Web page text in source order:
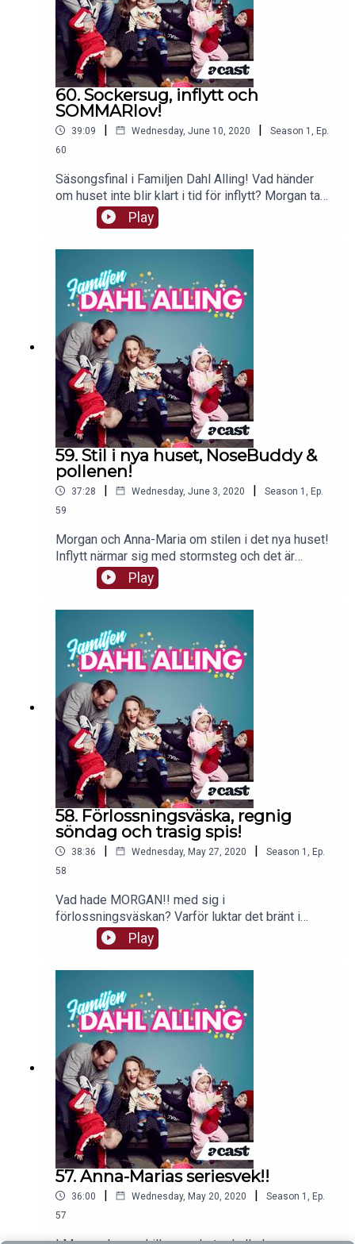
60. Sockersug, inflytt och
SOMMARlov!
39:09 | Wednesday, June 10, 2020 | Season 1
Ep.
60
Säsongsfinal i Familjen Dahl Alling! Vad händer
om huset inte blir klart i tid för inflytt? Morgan tar
itu med sitt sockersug och Anna-Maria har varit
framme med saxen!! Familjen Dahl Alling tar lite
Play
59. Stil i nya huset, NoseBuddy &
pollenen!
37:28 | Wednesday, June 3, 2020 | Season 1
Ep.
59
Morgan och Anna-Maria om stilen i det nya huset!
Inflytt närmar sig med stormsteg och det är
mycket kvar som måste fixas. Gräsmattan ska
rullas ut... men det blir väl inga problem!??
Play
58. Förlossningsväska, regnig
söndag och trasig spis!
38:36 | Wednesday, May 27, 2020 | Season 1
Ep.
58
Vad hade MORGAN!! med sig i
förlossningsväskan? Varför luktar det bränt i
familjen Dahl Allings kök? Och hur ska det gå med
internet i nya huset!??
Play
57. Anna-Marias seriesvek!!
36:00 | Wednesday, May 20, 2020 | Season 1 , Ep.
57